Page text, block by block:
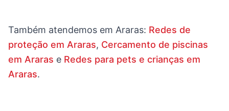
Também atendemos em Araras: Redes de
proteção em Araras, Cercamento de piscinas
em Araras e Redes para pets e crianças em
Araras.